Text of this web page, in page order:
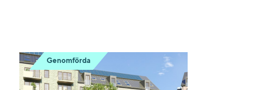
Genomförda